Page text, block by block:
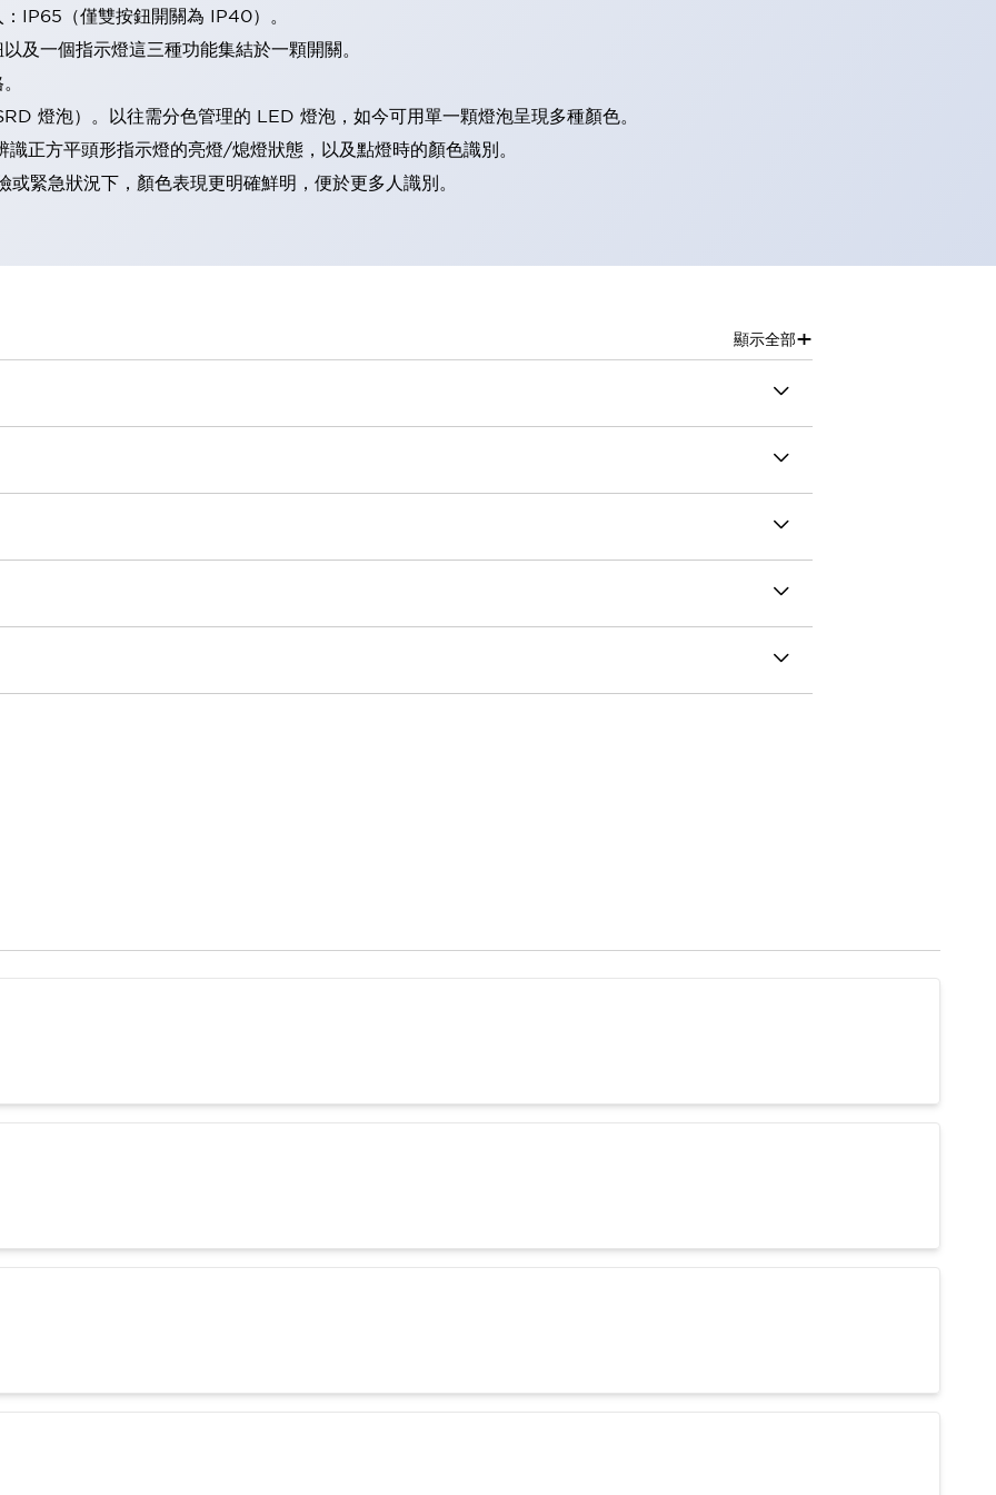
IP65（僅雙按鈕開關為 IP40）。
及一個指示燈這三種功能集結於一顆開關。
燈泡）。以往需分色管理的 LED 燈泡，如今可用單一顆燈泡呈現多種顏色。
正方平頭形指示燈的亮燈/熄燈狀態，以及點燈時的顏色識別。
緊急狀況下，顏色表現更明確鮮明，便於更多人識別。
顯示全部+